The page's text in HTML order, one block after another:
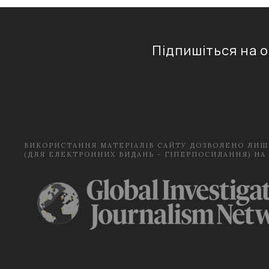
Підпишіться на
ВИКОРИСТАННЯ МАТЕРІАЛІВ САЙТУ ДОЗВОЛЕНО
(ДЛЯ ЕЛЕКТРОННИХ ВИДАНЬ - ГІПЕРПОСИЛАННЯ) НА